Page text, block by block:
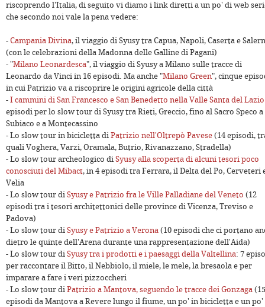
riscoprendo l'Italia, di seguito vi diamo i link diretti a un po' di web
che secondo noi vale la pena vedere:
- Campania Divina, il viaggio di Syusy tra Capua, Napoli, Caserta e
(con le celebrazioni della Madonna delle Galline di Pagani)
- "Milano Leonardesca", il viaggio di Syusy a Milano sulle tracce di
Leonardo da Vinci in 16 episodi. Ma anche "Milano Green", cinque
in cui Patrizio va a riscoprire le origini agricole della città
- I cammini di San Francesco e San Benedetto nella Valle Santa del Lazio
episodi per lo slow tour di Syusy tra Rieti, Greccio, fino al Sacro Speco a
Subiaco e a Montecassino
- Lo slow tour in bicicletta di Patrizio nell'Oltrepò Pavese (14 episodi,
quali Voghera, Varzi, Oramala, Butrio, Rivanazzano, Stradella)
- Lo slow tour archeologico di Syusy alla scoperta di alcuni tesori poco
conosciuti del Mibact, in 4 episodi tra Ferrara, il Delta del Po, Cerveteri
Velia
- Lo slow tour di Syusy e Patrizio fra le Ville Palladiane del Veneto (12
episodi tra i tesori architettonici delle province di Vicenza, Treviso e
Padova)
- Lo slow tour di Syusy e Patrizio a Verona (10 episodi che ci portano
dietro le quinte dell'Arena durante una rappresentazione dell'Aida)
- Lo slow tour di Syusy tra i prodotti e i paesaggi della Valtellina: 7
per raccontare il Bitto, il Nebbiolo, il miele, le mele, la bresaola e per
imparare a fare i veri pizzoccheri
- Lo slow tour di Patrizio a Mantova, seguendo le tracce dei Gonzaga (15
episodi da Mantova a Revere lungo il fiume, un po' in bicicletta e un po'